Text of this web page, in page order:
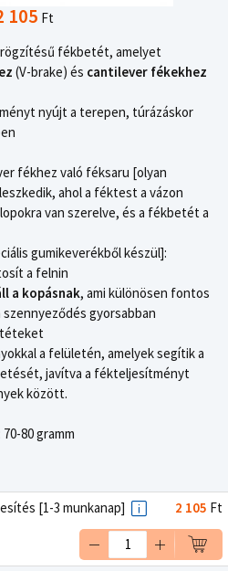
105 Ft
fékbetét, amelyet
(V-brake) és cantilever fékekhez
nyújt a terepen, túrázáskor
fékhez való féksaru [olyan
ahol a féktest a vázon
van szerelve, és a fékbetét a
gumikeverékből készül]:
a felnin
a kopásnak, ami különösen fontos
gyorsabban
a felületén, amelyek segítik a
javítva a fékteljesítményt
között.
80 gramm
[1-3 munkanap] 2 105 Ft